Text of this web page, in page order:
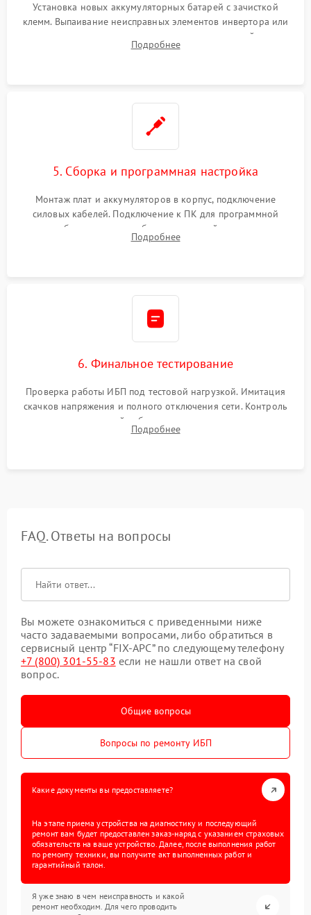
Установка новых аккумуляторных батарей с зачисткой
клемм. Выпаивание неисправных элементов инвертора или
цепи зарядки и монтаж новых радиодеталей.
Восстановление поврежденных токоведущих дорожек и
Подробнее
5. Сборка и программная настройка
Монтаж плат и аккумуляторов в корпус, подключение
силовых кабелей. Подключение к ПК для программной
калибровки констант батареи, настройки порогов
срабатывания AVR и сброса счетчиков старения АКБ.
Подробнее
6. Финальное тестирование
Проверка работы ИБП под тестовой нагрузкой. Имитация
скачков напряжения и полного отключения сети. Контроль
времени автономной работы, температурного режима и
корректности формы выходного сигнала.
Подробнее
FAQ. Ответы на вопросы
Вы можете ознакомиться с приведенными ниже
часто задаваемыми вопросами, либо обратиться в
сервисный центр “FIX-APC” по следующему телефону
+7 (800) 301-55-83 если не нашли ответ на свой
вопрос.
Общие вопросы
Вопросы по ремонту ИБП
Какие документы вы предоставляете?
На этапе приема устройства на диагностику и последующий
ремонт вам будет предоставлен заказ-наряд с указанием страховых
обязательств на ваше устройство. Далее, после выполнения работ
по ремонту техники, вы получите акт выполненных работ и
гарантийный талон.
Я уже знаю в чем неисправность и какой
ремонт необходим. Для чего проводить